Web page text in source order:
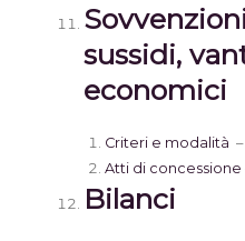
sussidi,
economici
Criteri e modalità –
Atti di concessione
Bilanci